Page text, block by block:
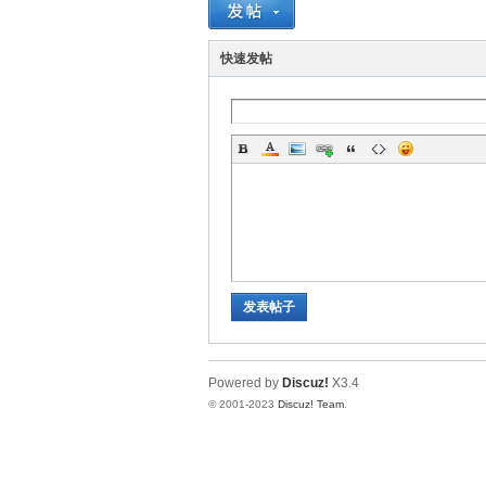
神
快速发帖
发表帖子
Powered by Discuz! X3.4
© 2001-2023 Discuz! Team